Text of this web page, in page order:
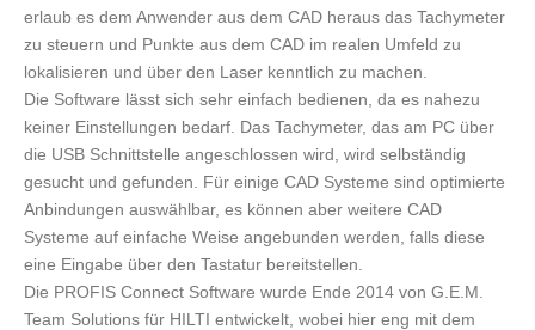
erlaub es dem Anwender aus dem CAD heraus das Tachymeter
zu steuern und Punkte aus dem CAD im realen Umfeld zu
lokalisieren und über den Laser kenntlich zu machen.
Die Software lässt sich sehr einfach bedienen, da es nahezu
keiner Einstellungen bedarf. Das Tachymeter, das am PC über
die USB Schnittstelle angeschlossen wird, wird selbständig
gesucht und gefunden. Für einige CAD Systeme sind optimierte
Anbindungen auswählbar, es können aber weitere CAD
Systeme auf einfache Weise angebunden werden, falls diese
eine Eingabe über den Tastatur bereitstellen.
Die PROFIS Connect Software wurde Ende 2014 von G.E.M.
Team Solutions für HILTI entwickelt, wobei hier eng mit dem